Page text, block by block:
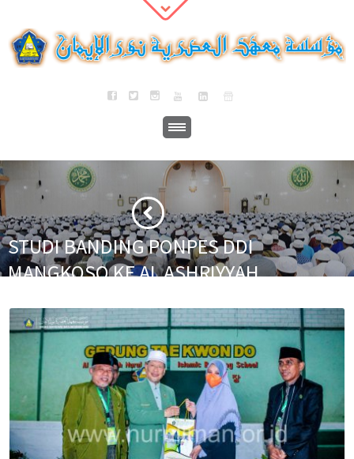
STUDI BANDING PONPES DDI
MANGKOSO KE AL ASHRIYYAH
SCHOOL
· · STUDI BANDING PONPES DDI MANGKOSO KE AL
ASHRIYYAH NURUL IMAN ISLAMIC BOARDING SCHOOL